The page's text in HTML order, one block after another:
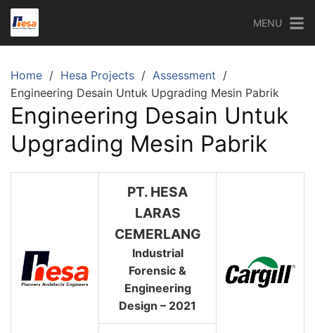
Skip
content
MENU
Home Hesa Projects
Assessment
Engineering Desain Untuk Upgrading Mesin Pabrik
Engineering Desain Untuk
Upgrading Mesin Pabrik
PT. HESA
LARAS
CEMERLANG
Industrial
Forensic &
Engineering
Design – 2021